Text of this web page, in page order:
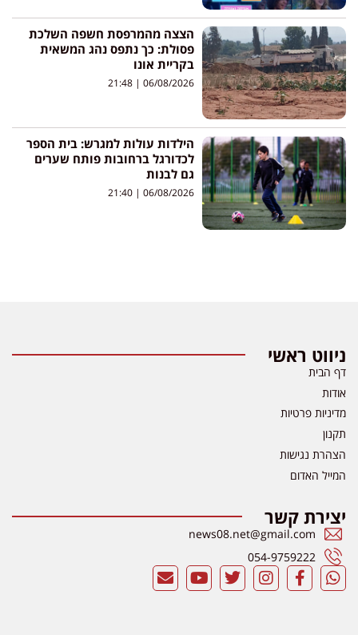
הצצה מהמרפסת חשפה השלכת
פסולת: כך נתפס נהג המשאית
בקריית אונו
06/08/2026
הילדות עולות למגרש: בית הספר
לכדורגל ברחובות פותח שערים
גם לבנות
06/08/2026
ניווט ראשי
דף הבית
אודות
מדיניות פרטיות
תקנון
הצהרת נגישות
המייל האדום
יצירת קשר
news08.net@gmail.com
054-9759222